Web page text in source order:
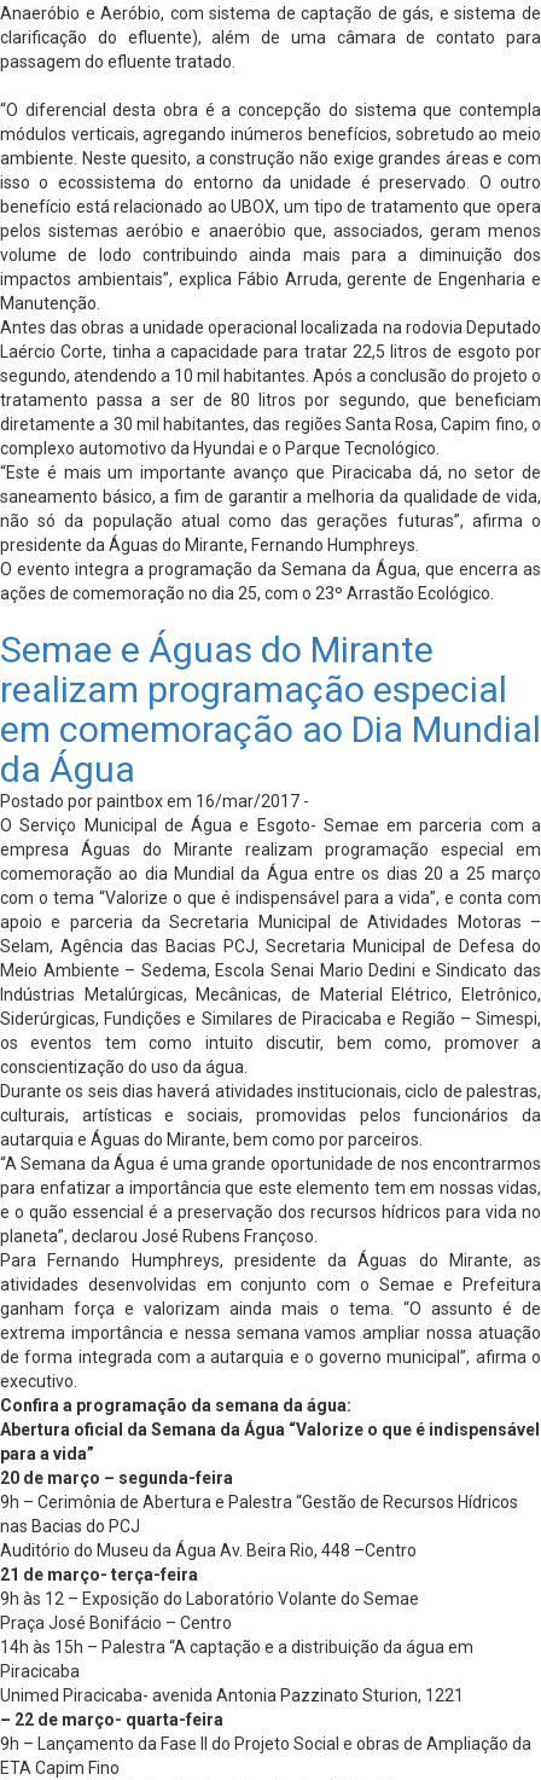
Anaeróbio e Aeróbio, com sistema de captação de gás, e sistema de
clarificação do efluente), além de uma câmara de contato para
passagem do efluente tratado.
“O diferencial desta obra é a concepção do sistema que contempla
módulos verticais, agregando inúmeros benefícios, sobretudo ao meio
ambiente. Neste quesito, a construção não exige grandes áreas e com
isso o ecossistema do entorno da unidade é preservado. O outro
benefício está relacionado ao UBOX, um tipo de tratamento que opera
pelos sistemas aeróbio e anaeróbio que, associados, geram menos
volume de lodo contribuindo ainda mais para a diminuição dos
impactos ambientais”, explica Fábio Arruda, gerente de Engenharia e
Manutenção.
Antes das obras a unidade operacional localizada na rodovia Deputado
Laércio Corte, tinha a capacidade para tratar 22,5 litros de esgoto por
segundo, atendendo a 10 mil habitantes. Após a conclusão do projeto o
tratamento passa a ser de 80 litros por segundo, que beneficiam
diretamente a 30 mil habitantes, das regiões Santa Rosa, Capim fino, o
complexo automotivo da Hyundai e o Parque Tecnológico.
“Este é mais um importante avanço que Piracicaba dá, no setor de
saneamento básico, a fim de garantir a melhoria da qualidade de vida,
não só da população atual como das gerações futuras”, afirma o
presidente da Águas do Mirante, Fernando Humphreys.
O evento integra a programação da Semana da Água, que encerra as
ações de comemoração no dia 25, com o 23º Arrastão Ecológico.
Semae e Águas do Mirante
realizam programação especial
em comemoração ao Dia Mundial
da Água
Postado por paintbox em 16/mar/2017 -
O Serviço Municipal de Água e Esgoto- Semae em parceria com a
empresa Águas do Mirante realizam programação especial em
comemoração ao dia Mundial da Água entre os dias 20 a 25 março
com o tema “Valorize o que é indispensável para a vida”, e conta com
apoio e parceria da Secretaria Municipal de Atividades Motoras –
Selam, Agência das Bacias PCJ, Secretaria Municipal de Defesa do
Meio Ambiente – Sedema, Escola Senai Mario Dedini e Sindicato das
Indústrias Metalúrgicas, Mecânicas, de Material Elétrico, Eletrônico,
Siderúrgicas, Fundições e Similares de Piracicaba e Região – Simespi,
os eventos tem como intuito discutir, bem como, promover a
conscientização do uso da água.
Durante os seis dias haverá atividades institucionais, ciclo de palestras,
culturais, artísticas e sociais, promovidas pelos funcionários da
autarquia e Águas do Mirante, bem como por parceiros.
“A Semana da Água é uma grande oportunidade de nos encontrarmos
para enfatizar a importância que este elemento tem em nossas vidas,
e o quão essencial é a preservação dos recursos hídricos para vida no
planeta”, declarou José Rubens Françoso.
Para Fernando Humphreys, presidente da Águas do Mirante, as
atividades desenvolvidas em conjunto com o Semae e Prefeitura
ganham força e valorizam ainda mais o tema. “O assunto é de
extrema importância e nessa semana vamos ampliar nossa atuação
de forma integrada com a autarquia e o governo municipal”, afirma o
executivo.
Confira a programação da semana da água:
Abertura oficial da Semana da Água “Valorize o que é indispensável
para a vida”
20 de março – segunda-feira
9h – Cerimônia de Abertura e Palestra “Gestão de Recursos Hídricos
nas Bacias do PCJ
Auditório do Museu da Água Av. Beira Rio, 448 –Centro
21 de março- terça-feira
9h às 12 – Exposição do Laboratório Volante do Semae
Praça José Bonifácio – Centro
14h às 15h – Palestra “A captação e a distribuição da água em
Piracicaba
Unimed Piracicaba- avenida Antonia Pazzinato Sturion, 1221
– 22 de março- quarta-feira
9h – Lançamento da Fase II do Projeto Social e obras de Ampliação da
ETA Capim Fino